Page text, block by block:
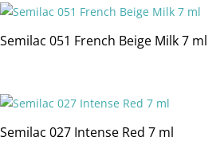
Semilac 051 French Beige Milk 7 ml
Semilac 027 Intense Red 7 ml